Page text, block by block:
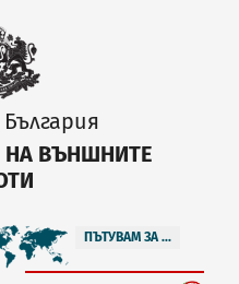
ВЪНШНИТЕ
ПЪТУВАМ ЗА ...